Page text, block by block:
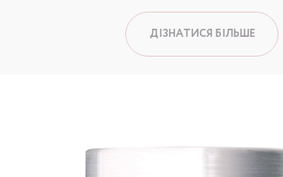
ДІЗНАТИСЯ БІЛЬШЕ